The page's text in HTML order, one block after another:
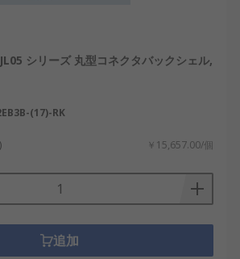
シリーズ 丸型コネクタバックシェル,
(17)-RK
￥15,657.00/個
追加